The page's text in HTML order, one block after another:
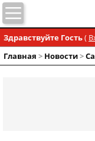
Здравствуйте Гость(
Главная > Новости>